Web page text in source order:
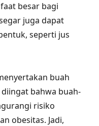
besar bagi
juga dapat
seperti jus
buah
bahwa buah-
risiko
obesitas. Jadi,